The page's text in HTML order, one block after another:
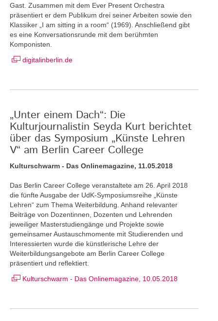
Gast. Zusammen mit dem Ever Present Orchestra
präsentiert er dem Publikum drei seiner Arbeiten sowie den
Klassiker „I am sitting in a room“ (1969). Anschließend gibt
es eine Konversationsrunde mit dem berühmten
Komponisten.
digitalinberlin.de
„Unter einem Dach“: Die
Kulturjournalistin Seyda Kurt berichtet
über das Symposium „Künste Lehren
V“ am Berlin Career College
Kulturschwarm - Das Onlinemagazine, 11.05.2018
Das Berlin Career College veranstaltete am 26. April 2018
die fünfte Ausgabe der UdK-Symposiumsreihe „Künste
Lehren“ zum Thema Weiterbildung. Anhand relevanter
Beiträge von Dozentinnen, Dozenten und Lehrenden
jeweiliger Masterstudiengänge und Projekte sowie
gemeinsamer Austauschmomente mit Studierenden und
Interessierten wurde die künstlerische Lehre der
Weiterbildungsangebote am Berlin Career College
präsentiert und reflektiert.
Kulturschwarm - Das Onlinemagazine, 10.05.2018